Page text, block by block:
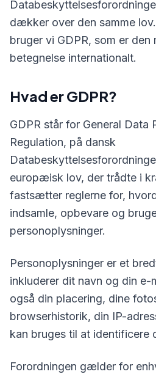
dækker over den samme
bruger vi GDPR, som er den
betegnelse internationalt.
Hvad er GDPR?
GDPR står for General Data
Regulation, på dansk
europæisk lov, der trådte i
fastsætter reglerne for,
indsamle, opbevare og
personoplysninger.
Personoplysninger er et
inkluderer dit navn og din e-
også din placering, dine
browserhistorik, din IP-
kan bruges til at identificere
Forordningen gælder for